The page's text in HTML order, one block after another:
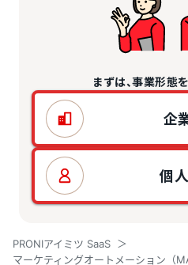
まずは、事業形態
企
個
PRONIアイミツ SaaS
マーケティングオートメーション（